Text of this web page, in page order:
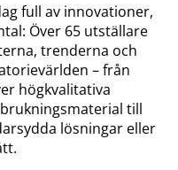
full av innovationer,
Över 65 utställare
trenderna och
– från
högkvalitativa
till
lösningar eller